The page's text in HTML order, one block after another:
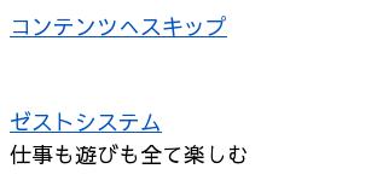
コンテンツへスキップ
ゼストシステム
仕事も遊びも全て楽しむ